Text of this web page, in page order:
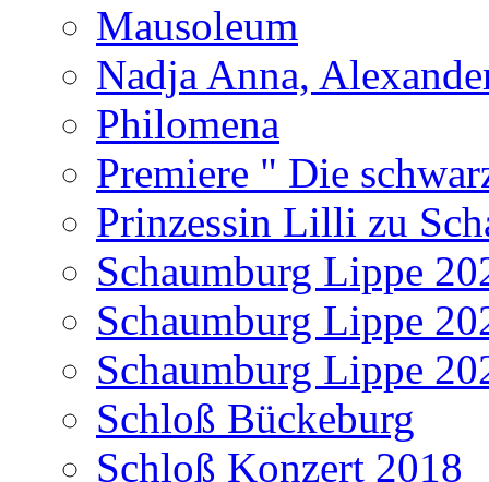
Mausoleum
Nadja Anna,
Philomena
Premiere " Die
Prinzessin Lilli zu
Schaumburg Lippe
Schaumburg Lippe
Schaumburg Lippe
Schloß Bückeburg
Schloß Konzert 2018